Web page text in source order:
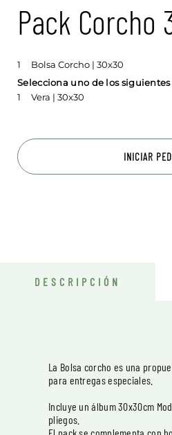
Pack Corcho
1
Bolsa Corcho | 30x30
Selecciona uno de los
1
Vera | 30x30
INICIAR
DESCRIPCIÓN
La Bolsa corcho es una
para entregas especiales.
Incluye un álbum 30x30cm
pliegos.